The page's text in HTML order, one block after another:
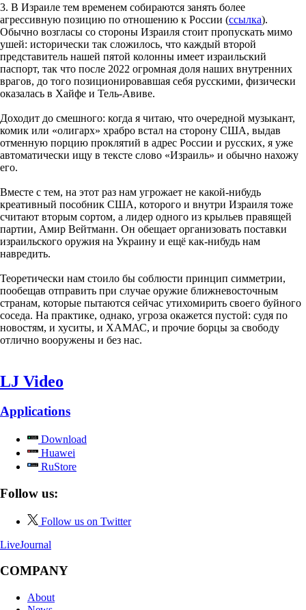
3. В Израиле тем временем собираются занять более
агрессивную позицию по отношению к России (ссылка).
Обычно возгласы со стороны Израиля стоит пропускать мимо
ушей: исторически так сложилось, что каждый второй
представитель нашей пятой колонны имеет израильский
паспорт, так что после 2022 огромная доля наших внутренних
врагов, до того позиционировавшая себя русскими, физически
оказалась в Хайфе и Тель-Авиве.
Доходит до смешного: когда я читаю, что очередной музыкант,
комик или «олигарх» храбро встал на сторону США, выдав
отменную порцию проклятий в адрес России и русских, я уже
автоматически ищу в тексте слово «Израиль» и обычно нахожу
его.
Вместе с тем, на этот раз нам угрожает не какой-нибудь
креативный пособник США, которого и внутри Израиля тоже
считают вторым сортом, а лидер одного из крыльев правящей
партии, Амир Вейтманн. Он обещает организовать поставки
израильского оружия на Украину и ещё как-нибудь нам
навредить.
Теоретически нам стоило бы соблюсти принцип симметрии,
пообещав отправить при случае оружие ближневосточным
странам, которые пытаются сейчас утихомирить своего буйного
соседа. На практике, однако, угроза окажется пустой: судя по
новостям, и хуситы, и ХАМАС, и прочие борцы за свободу
отлично вооружены и без нас.
LJ Video
Applications
Download
Huawei
RuStore
Follow us:
Follow us on Twitter
LiveJournal
COMPANY
About